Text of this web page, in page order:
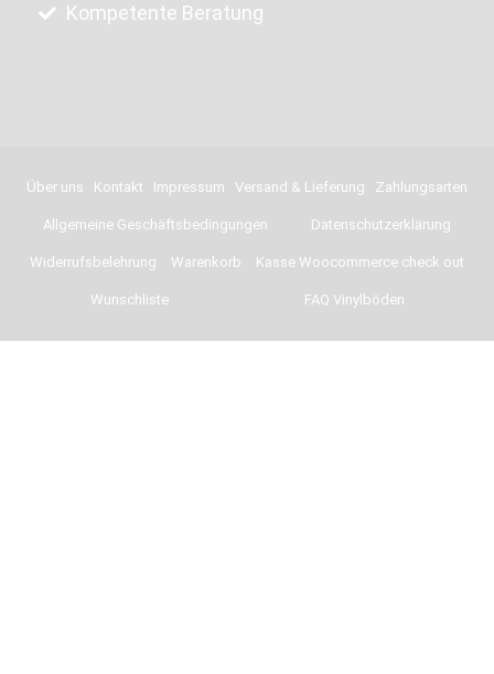
Kompetente Beratung
Über uns Kontakt Impressum Versand & Lieferung Zahlungsarten
Allgemeine Geschäftsbedingungen Datenschutzerklärung
Widerrufsbelehrung Warenkorb Kasse Woocommerce check out
Wunschliste FAQ Vinylböden